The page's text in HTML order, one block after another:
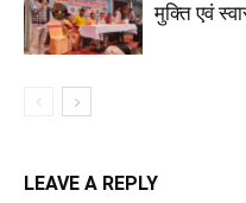
मुक्ति एवं
LEAVE A REPLY